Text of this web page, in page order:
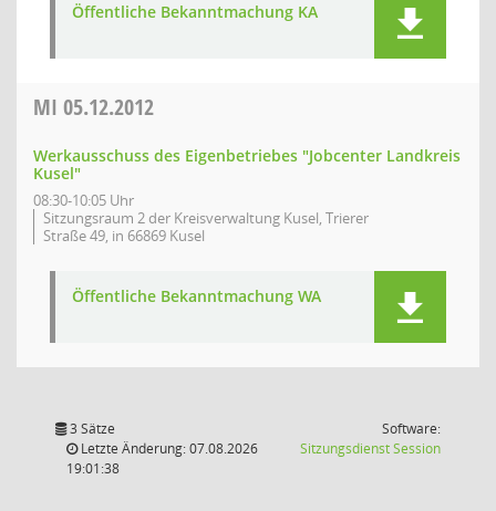
Öffentliche Bekanntmachung KA
MI 05.12.2012
Werkausschuss des Eigenbetriebes "Jobcenter Landkreis
Kusel"
08:30-10:05 Uhr
Sitzungsraum 2 der Kreisverwaltung Kusel, Trierer
Straße 49, in 66869 Kusel
Öffentliche Bekanntmachung WA
3 Sätze
Letzte Änderung: 07.08.2026
19:01:38
Software:
SitzungsdienstSession(Wird in